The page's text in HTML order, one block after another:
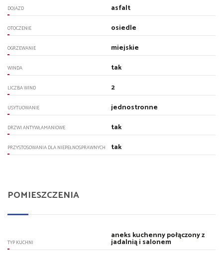
DOJAZD asfalt
OTOCZENIE osiedle
OGRZEWANIE miejskie
WINDA tak
LICZBA WIND 2
USYTUOWANIE jednostronne
DRZWI ANTYWŁAMANIOWE tak
PRZYSTOSOWANIA DLA NIEPEŁNOSPRAWNYCH tak
POMIESZCZENIA
TYP KUCHNI
aneks kuchenny połączony z
jadalnią i salonem